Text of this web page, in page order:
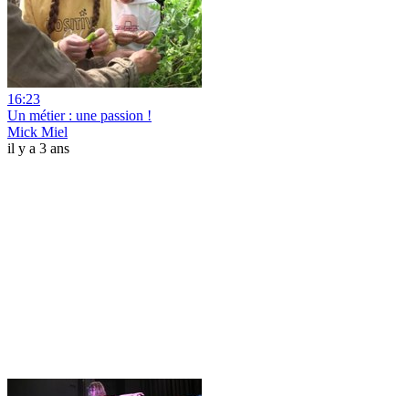
16:23
Un métier : une passion !
Mick Miel
il y a 3 ans